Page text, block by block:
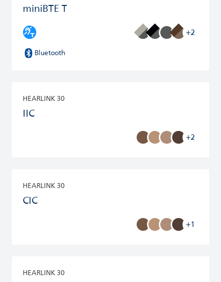
miniBTE T
+2
Bluetooth
HEARLINK 30
IIC
+2
HEARLINK 30
CIC
+1
HEARLINK 30